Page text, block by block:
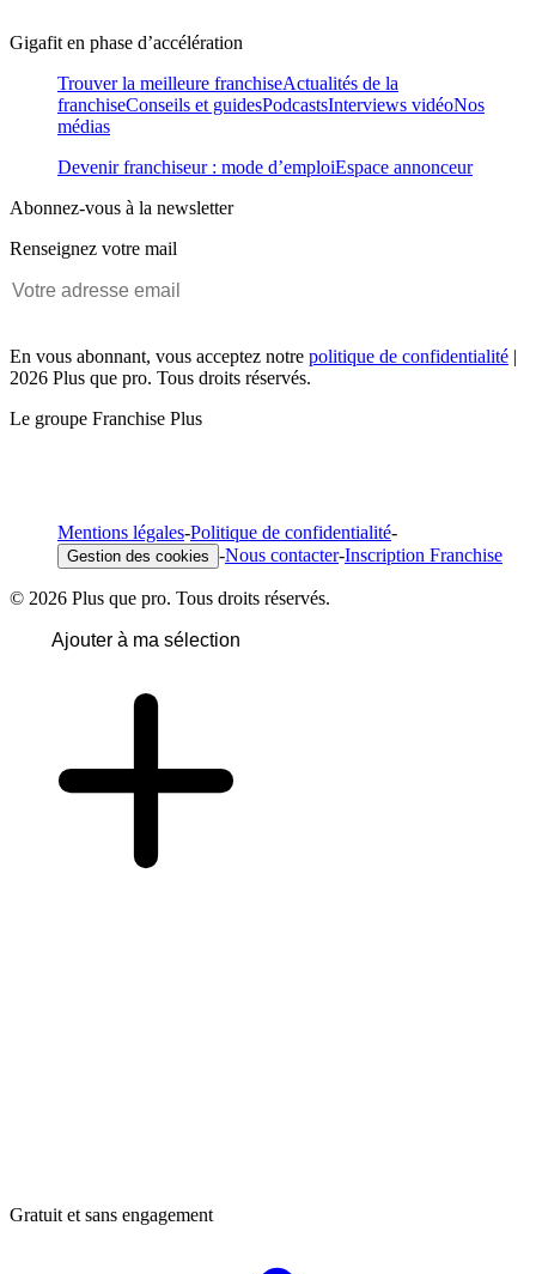
Gigafit en phase d’accélération
Trouver la meilleure franchiseActualités de la
franchiseConseils et guidesPodcastsInterviews vidéoNos
médias
Devenir franchiseur : mode d’emploiEspace annonceur
Abonnez-vous à la newsletter
Renseignez votre mail
En vous abonnant, vous acceptez notre politique de confidentialité |
2026 Plus que pro. Tous droits réservés.
Le groupe Franchise Plus
Mentions légales-Politique de confidentialité-
Gestion des cookies -Nous contacter-Inscription Franchise
© 2026 Plus que pro. Tous droits réservés.
Ajouter à ma sélection
Gratuit et sans engagement